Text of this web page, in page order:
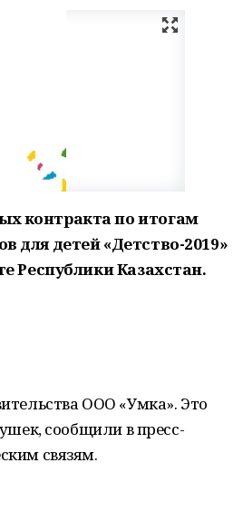
контракта по итогам
для детей «Детство-2019»
Республики Казахстан.
ООО «Умка». Это
сообщили в пресс-
связям.